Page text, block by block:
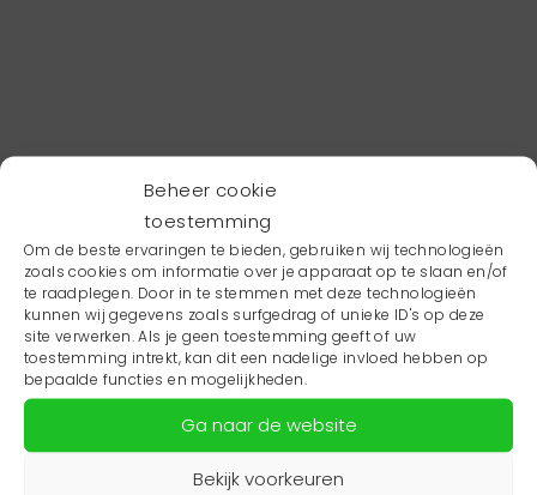
Beheer cookie
toestemming
Om de beste ervaringen te bieden, gebruiken wij technologieën
zoals cookies om informatie over je apparaat op te slaan en/of
te raadplegen. Door in te stemmen met deze technologieën
kunnen wij gegevens zoals surfgedrag of unieke ID's op deze
site verwerken. Als je geen toestemming geeft of uw
toestemming intrekt, kan dit een nadelige invloed hebben op
bepaalde functies en mogelijkheden.
Ga naar de website
Bekijk voorkeuren
Wil je niets missen?
Wil je op de hoogte blijven van het laatste
zorgnieuws in jouw regio? Schrijf je dan in voor
onze nieuwsbrief.